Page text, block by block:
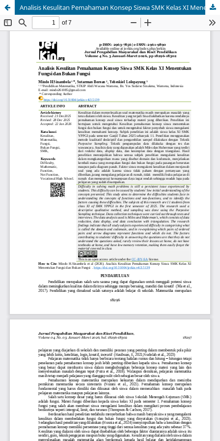
Analisis Kesulitan Pemahaman Konsep Siswa SMK Kelas XI Menentukan Fungsi dan Bukan Fungsi